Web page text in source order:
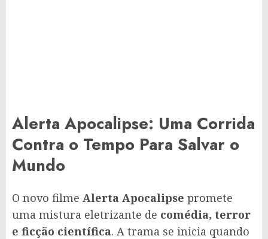
Alerta Apocalipse: Uma Corrida
Contra o Tempo Para Salvar o
Mundo
O novo filme Alerta Apocalipse promete
uma mistura eletrizante de comédia, terror
e ficção científica. A trama se inicia quando